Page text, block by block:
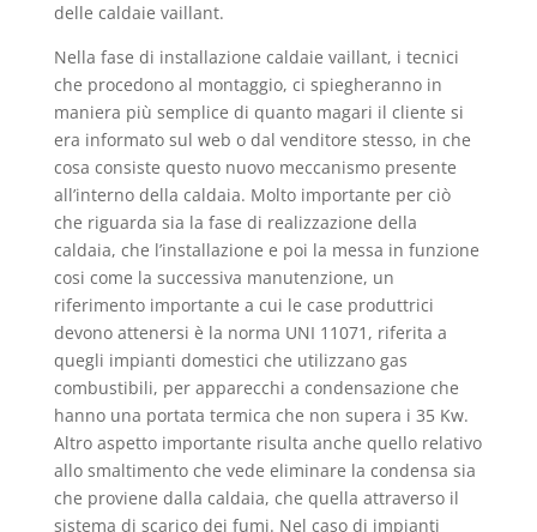
delle caldaie vaillant.
Nella fase di installazione caldaie vaillant, i tecnici
che procedono al montaggio, ci spiegheranno in
maniera più semplice di quanto magari il cliente si
era informato sul web o dal venditore stesso, in che
cosa consiste questo nuovo meccanismo presente
all’interno della caldaia. Molto importante per ciò
che riguarda sia la fase di realizzazione della
caldaia, che l’installazione e poi la messa in funzione
cosi come la successiva manutenzione, un
riferimento importante a cui le case produttrici
devono attenersi è la norma UNI 11071, riferita a
quegli impianti domestici che utilizzano gas
combustibili, per apparecchi a condensazione che
hanno una portata termica che non supera i 35 Kw.
Altro aspetto importante risulta anche quello relativo
allo smaltimento che vede eliminare la condensa sia
che proviene dalla caldaia, che quella attraverso il
sistema di scarico dei fumi. Nel caso di impianti